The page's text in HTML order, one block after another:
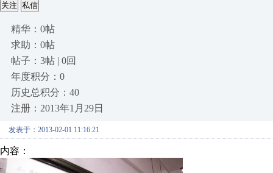
关注 私信
精华：0帖
求助：0帖
帖子：3帖 | 0回
年度积分：0
历史总积分：40
注册：2013年1月29日
发表于：2013-02-01 11:16:21
内容：